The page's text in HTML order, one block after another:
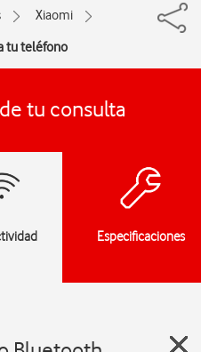
Xiaomi
tu teléfono
tu consulta
Especificaciones